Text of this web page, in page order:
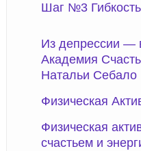
Шаг №3
Из депрессии —
Академия
Натальи Себало
Физическая
Физическая
счастьем и